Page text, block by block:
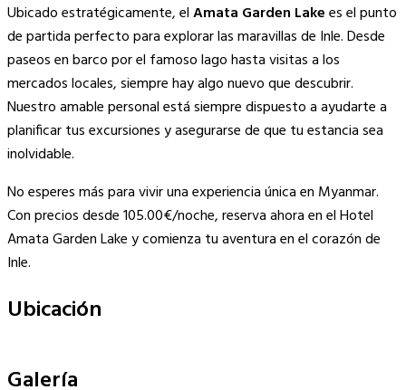
Ubicado estratégicamente, elAmata Garden Lakees el punto
de partida perfecto para explorar las maravillas de Inle. Desde
paseos en barco por el famoso lago hasta visitas a los
mercados locales, siempre hay algo nuevo que descubrir.
Nuestro amable personal está siempre dispuesto a ayudarte a
planificar tus excursiones y asegurarse de que tu estancia sea
inolvidable.
No esperes más para vivir una experiencia única en Myanmar.
Con precios desde 105.00€/noche, reserva ahora en el Hotel
Amata Garden Lake y comienza tu aventura en el corazón de
Inle.
Ubicación
+
Galería